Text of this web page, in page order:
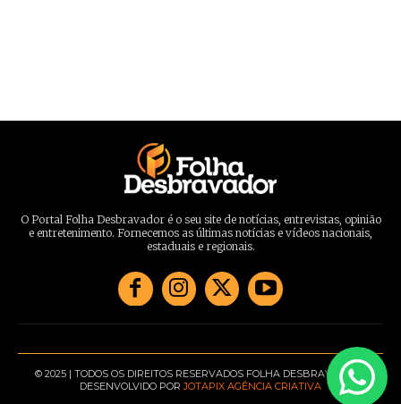
O Portal Folha Desbravador é o seu site de notícias, entrevistas, opinião
e entretenimento. Fornecemos as últimas notícias e vídeos nacionais,
estaduais e regionais.
© 2025 | TODOS OS DIREITOS RESERVADOS FOLHA DESBRAVADOR |
DESENVOLVIDO PORJOTAPIX AGÊNCIA CRIATIVA